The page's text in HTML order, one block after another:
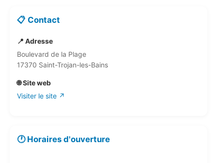
📋 Contact
📍 Adresse
Boulevard de la Plage
17370 Saint-Trojan-les-Bains
🌐 Site web
Visiter le site ↗
🕐 Horaires d'ouverture